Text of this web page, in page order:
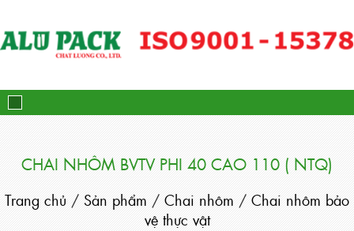
CHAI NHÔM BVTV PHI 40 CAO 110 ( NTQ)
Trang chủ / Sản phẩm / Chai nhôm / Chai nhôm bảo
vệ thực vật